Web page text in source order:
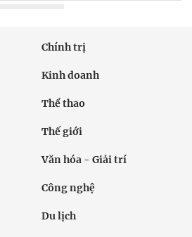
Chính trị
Kinh doanh
Thể thao
Thế giới
Văn hóa - Giải trí
Công nghệ
Du lịch